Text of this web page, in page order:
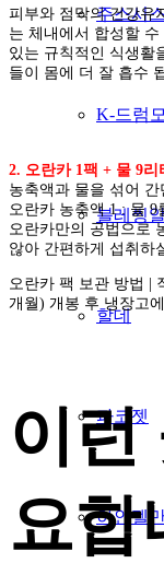
주스시
K-드럼
블레씽
할데
파코젯
하인젤
피부와 점막의 건강유
는 체내에서 합성할
있는 규칙적인 식생활
들이 몸에 더 잘 흡수
2. 오란카 1팩 + 물 9
농축액과 물을 섞어
오란카 농축액 1 : 물
오란카만의 공법으로
않아 간편하게 섭취하
오란카 팩 보관 방법 |
개월) 개봉 후 냉장고
이런
요합